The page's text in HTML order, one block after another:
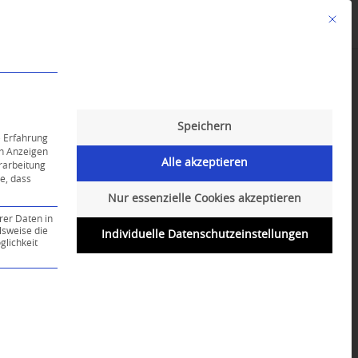
Mit
Erfahrung
Anzeigen
dass
Daten in
die
ist essenziell und kann nicht abgewählt
Speichern
Alle akzeptieren
Nur essenzielle Cookies akzeptieren
Individuelle Datenschutzeinstellungen